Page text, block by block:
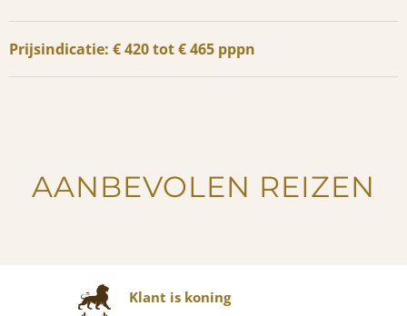
Prijsindicatie: € 420 tot € 465 pppn
AANBEVOLEN REIZEN
Klant is koning